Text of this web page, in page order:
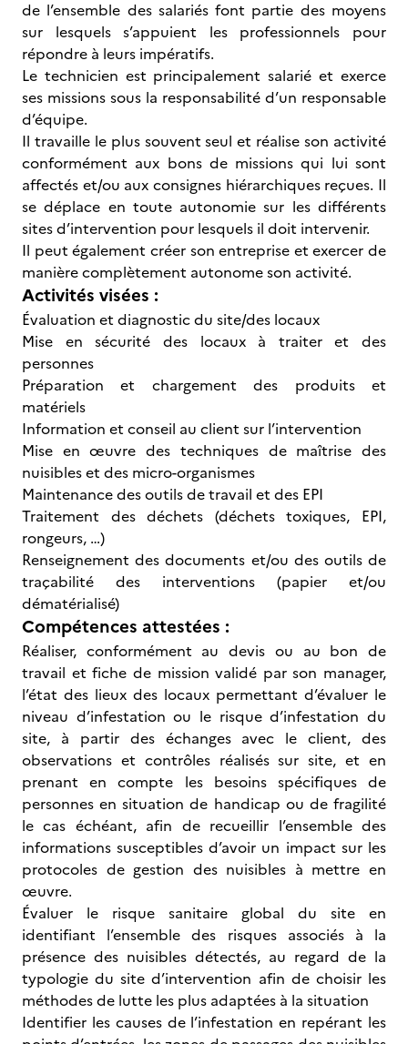
de l’ensemble des salariés font partie des moyens
sur lesquels s’appuient les professionnels pour
répondre à leurs impératifs.
Le technicien est principalement salarié et exerce
ses missions sous la responsabilité d’un responsable
d’équipe.
Il travaille le plus souvent seul et réalise son activité
conformément aux bons de missions qui lui sont
affectés et/ou aux consignes hiérarchiques reçues. Il
se déplace en toute autonomie sur les différents
sites d’intervention pour lesquels il doit intervenir.
Il peut également créer son entreprise et exercer de
manière complètement autonome son activité.
Activités visées :
Évaluation et diagnostic du site/des locaux
Mise en sécurité des locaux à traiter et des
personnes
Préparation et chargement des produits et
matériels
Information et conseil au client sur l’intervention
Mise en œuvre des techniques de maîtrise des
nuisibles et des micro-organismes
Maintenance des outils de travail et des EPI
Traitement des déchets (déchets toxiques, EPI,
rongeurs, …)
Renseignement des documents et/ou des outils de
traçabilité des interventions (papier et/ou
dématérialisé)
Compétences attestées :
Réaliser, conformément au devis ou au bon de
travail et fiche de mission validé par son manager,
l’état des lieux des locaux permettant d’évaluer le
niveau d’infestation ou le risque d’infestation du
site, à partir des échanges avec le client, des
observations et contrôles réalisés sur site, et en
prenant en compte les besoins spécifiques de
personnes en situation de handicap ou de fragilité
le cas échéant, afin de recueillir l’ensemble des
informations susceptibles d’avoir un impact sur les
protocoles de gestion des nuisibles à mettre en
œuvre.
Évaluer le risque sanitaire global du site en
identifiant l’ensemble des risques associés à la
présence des nuisibles détectés, au regard de la
typologie du site d’intervention afin de choisir les
méthodes de lutte les plus adaptées à la situation
Identifier les causes de l’infestation en repérant les